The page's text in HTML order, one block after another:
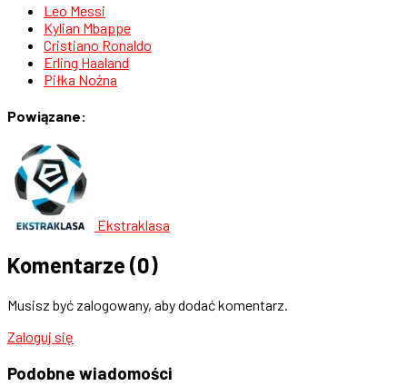
Leo Messi
Kylian Mbappe
Cristiano Ronaldo
Erling Haaland
Piłka Nożna
Powiązane:
Ekstraklasa
Komentarze (0)
Musisz być zalogowany, aby dodać komentarz.
Zaloguj się
Podobne wiadomości